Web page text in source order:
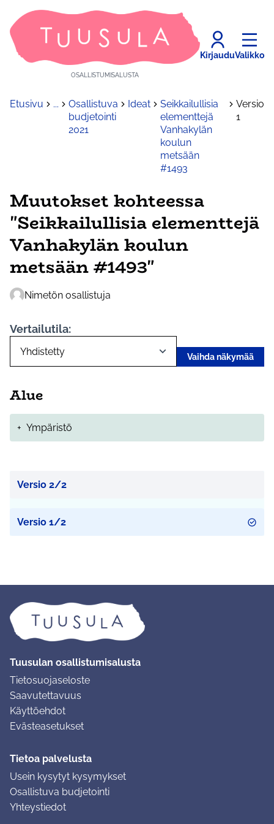
OSALLISTUMISALUSTA
KirjauduValikko
Etusivu ...
Osallistuva
budjetointi
2021
Ideat
Seikkailullisia
elementtejä
Vanhakylän
koulun
metsään
#1493
Versio
1
Muutokset kohteessa
"Seikkailullisia elementtejä
Vanhakylän koulun
metsään #1493"
Nimetön osallistuja
Vertailutila:
Vaihda näkymää
Alue
+ Ympäristö
Versio 2/2
Versio 1/2
Tuusulan osallistumisalusta
Tietosuojaseloste
Saavutettavuus
Käyttöehdot
Evästeasetukset
Tietoa palvelusta
Usein kysytyt kysymykset
Osallistuva budjetointi
Yhteystiedot